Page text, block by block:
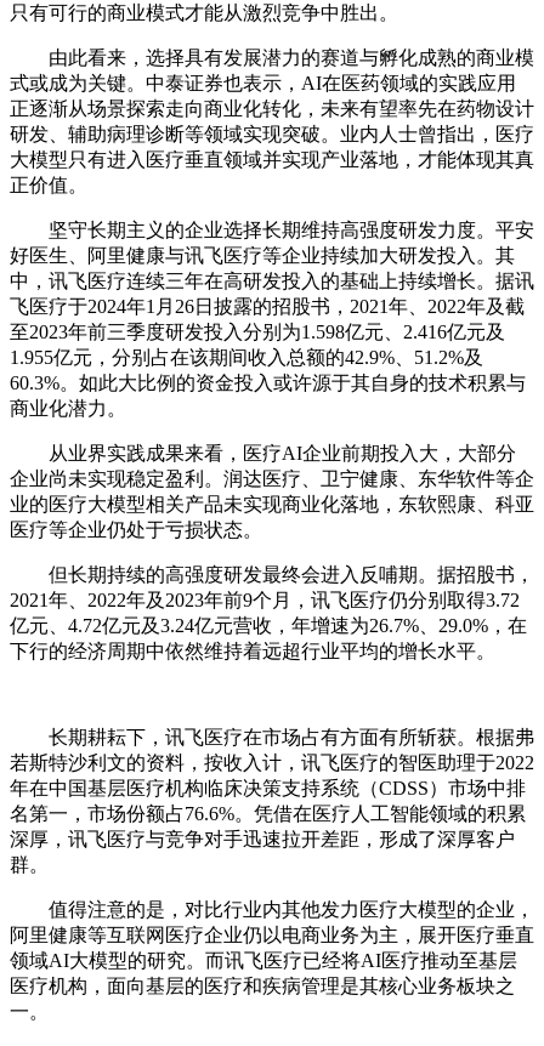
只有可行的商业模式才能从激烈竞争中胜出。
由此看来，选择具有发展潜力的赛道与孵化成熟的商业模
式或成为关键。中泰证券也表示，AI在医药领域的实践应用
正逐渐从场景探索走向商业化转化，未来有望率先在药物设计
研发、辅助病理诊断等领域实现突破。业内人士曾指出，医疗
大模型只有进入医疗垂直领域并实现产业落地，才能体现其真
正价值。
坚守长期主义的企业选择长期维持高强度研发力度。平安
好医生、阿里健康与讯飞医疗等企业持续加大研发投入。其
中，讯飞医疗连续三年在高研发投入的基础上持续增长。据讯
飞医疗于2024年1月26日披露的招股书，2021年、2022年及截
至2023年前三季度研发投入分别为1.598亿元、2.416亿元及
1.955亿元，分别占在该期间收入总额的42.9%、51.2%及
60.3%。如此大比例的资金投入或许源于其自身的技术积累与
商业化潜力。
从业界实践成果来看，医疗AI企业前期投入大，大部分
企业尚未实现稳定盈利。润达医疗、卫宁健康、东华软件等企
业的医疗大模型相关产品未实现商业化落地，东软熙康、科亚
医疗等企业仍处于亏损状态。
但长期持续的高强度研发最终会进入反哺期。据招股书，
2021年、2022年及2023年前9个月，讯飞医疗仍分别取得3.72
亿元、4.72亿元及3.24亿元营收，年增速为26.7%、29.0%，在
下行的经济周期中依然维持着远超行业平均的增长水平。
长期耕耘下，讯飞医疗在市场占有方面有所斩获。根据弗
若斯特沙利文的资料，按收入计，讯飞医疗的智医助理于2022
年在中国基层医疗机构临床决策支持系统（CDSS）市场中排
名第一，市场份额占76.6%。凭借在医疗人工智能领域的积累
深厚，讯飞医疗与竞争对手迅速拉开差距，形成了深厚客户
群。
值得注意的是，对比行业内其他发力医疗大模型的企业，
阿里健康等互联网医疗企业仍以电商业务为主，展开医疗垂直
领域AI大模型的研究。而讯飞医疗已经将AI医疗推动至基层
医疗机构，面向基层的医疗和疾病管理是其核心业务板块之
一。